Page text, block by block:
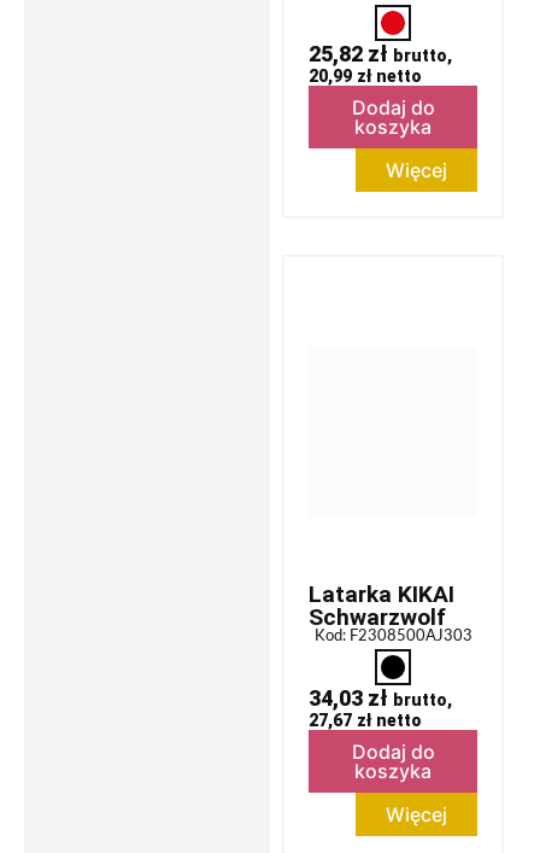
25,82 zł brutto,
20,99 złnetto
Dodaj do
koszyka
Więcej
Latarka KIKAI
Schwarzwolf
Kod: F2308500AJ303
34,03 zł brutto,
27,67 złnetto
Dodaj do
koszyka
Więcej